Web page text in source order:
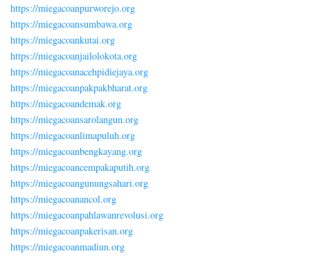
https://miegacoanpurworejo.org
https://miegacoansumbawa.org
https://miegacoankutai.org
https://miegacoanjailolokota.org
https://miegacoanacehpidiejaya.org
https://miegacoanpakpakbharat.org
https://miegacoandemak.org
https://miegacoansarolangun.org
https://miegacoanlimapuluh.org
https://miegacoanbengkayang.org
https://miegacoancempakaputih.org
https://miegacoangunungsahari.org
https://miegacoanancol.org
https://miegacoanpahlawanrevolusi.org
https://miegacoanpakerisan.org
https://miegacoanmadiun.org